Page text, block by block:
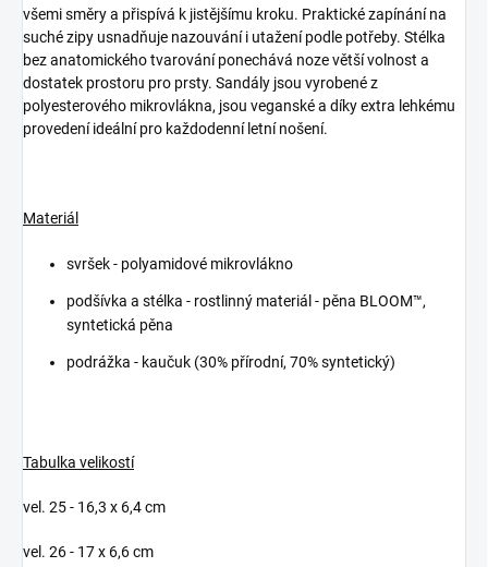
všemi směry a přispívá k jistějšímu kroku. Praktické zapínání na
suché zipy usnadňuje nazouvání i utažení podle potřeby. Stélka
bez anatomického tvarování ponechává noze větší volnost a
dostatek prostoru pro prsty. Sandály jsou vyrobené z
polyesterového mikrovlákna, jsou veganské a díky extra lehkému
provedení ideální pro každodenní letní nošení.
Materiál
svršek - polyamidové mikrovlákno
podšívka a stélka - rostlinný materiál - pěna BLOOM™,
syntetická pěna
podrážka - kaučuk (30% přírodní, 70% syntetický)
Tabulka velikostí
vel. 25 - 16,3 x 6,4 cm
vel. 26 - 17 x 6,6 cm